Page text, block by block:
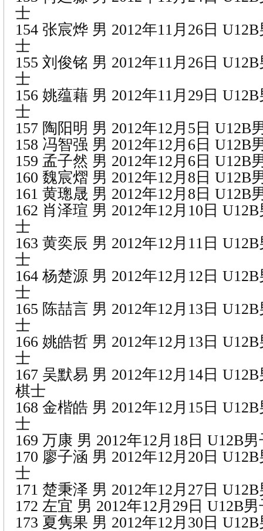
士
154 张宸烨 男 2012年11月26日
士
155 刘俊铭 男 2012年11月26日
士
156 姚蕴藉 男 2012年11月29日
士
157 陶阳明 男 2012年12月5日 U12B
158 冯智强 男 2012年12月6日 U12B
159 孟子然 男 2012年12月6日 U12B
160 魏宸熠 男 2012年12月8日 U12B
161 黄璁晟 男 2012年12月8日 U12B
162 肖泽瑄 男 2012年12月10日
士
163 黄奕辰 男 2012年12月11日
士
164 杨楚源 男 2012年12月12日
士
165 陈喆言 男 2012年12月13日
士
166 姚皓哲 男 2012年12月13日
士
167 吴默易 男 2012年12月14日
棋士
168 金楷皓 男 2012年12月15日
士
169 万康 男 2012年12月18日 U12B
170 廖子涵 男 2012年12月20日
士
171 楚秉泽 男 2012年12月27日
172 左宜 男 2012年12月29日 U12B
173 夏隽果 男 2012年12月30日